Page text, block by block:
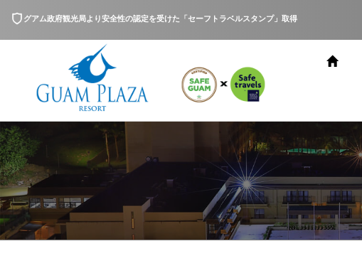
グアム政府観光局より安全性の認定を受けた「セーフトラベルスタンプ」取得